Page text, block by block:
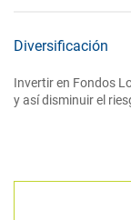
Diversificación
Invertir en Fondos
y así disminuir el